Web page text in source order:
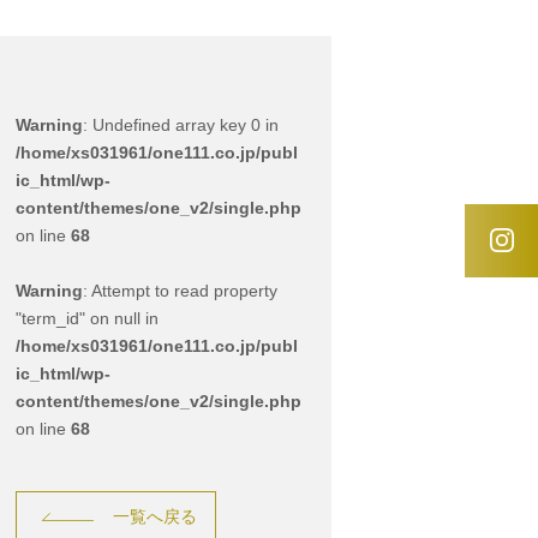
Warning: Undefined array key 0 in
/home/xs031961/one111.co.jp/publ
ic_html/wp-
content/themes/one_v2/single.php
on line 68
Warning: Attempt to read property
"term_id" on null in
/home/xs031961/one111.co.jp/publ
ic_html/wp-
content/themes/one_v2/single.php
on line 68
一覧へ戻る